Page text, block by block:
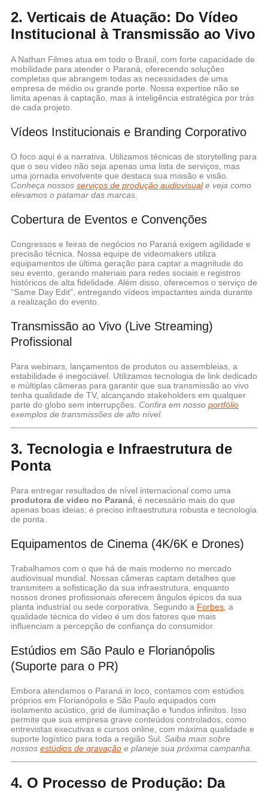
2. Verticais de Atuação: Do Vídeo
Institucional à Transmissão ao Vivo
A Nathan Filmes atua em todo o Brasil, com forte capacidade de
mobilidade para atender o Paraná, oferecendo soluções
completas que abrangem todas as necessidades de uma
empresa de médio ou grande porte. Nossa expertise não se
limita apenas à captação, mas à inteligência estratégica por trás
de cada projeto.
Vídeos Institucionais e Branding Corporativo
O foco aqui é a narrativa. Utilizamos técnicas de storytelling para
que o seu vídeo não seja apenas uma lista de serviços, mas
uma jornada envolvente que destaca sua missão e visão.
Conheça nossos serviços de produção audiovisuale veja como
elevamos o patamar das marcas.
Cobertura de Eventos e Convenções
Congressos e feiras de negócios no Paraná exigem agilidade e
precisão técnica. Nossa equipe de videomakers utiliza
equipamentos de última geração para captar a magnitude do
seu evento, gerando materiais para redes sociais e registros
históricos de alta fidelidade. Além disso, oferecemos o serviço de
“Same Day Edit”, entregando vídeos impactantes ainda durante
a realização do evento.
Transmissão ao Vivo (Live Streaming)
Profissional
Para webinars, lançamentos de produtos ou assembleias, a
estabilidade é inegociável. Utilizamos tecnologia de link dedicado
e múltiplas câmeras para garantir que sua transmissão ao vivo
tenha qualidade de TV, alcançando stakeholders em qualquer
parte do globo sem interrupções. Confira em nosso portfólio
exemplos de transmissões de alto nível.
3. Tecnologia e Infraestrutura de
Ponta
Para entregar resultados de nível internacional como uma
produtora de video no Paraná, é necessário mais do que
apenas boas ideias; é preciso infraestrutura robusta e tecnologia
de ponta.
Equipamentos de Cinema (4K/6K e Drones)
Trabalhamos com o que há de mais moderno no mercado
audiovisual mundial. Nossas câmeras captam detalhes que
transmitem a sofisticação da sua infraestrutura, enquanto
nossos drones profissionais oferecem ângulos épicos da sua
planta industrial ou sede corporativa. Segundo a Forbes, a
qualidade técnica do vídeo é um dos fatores que mais
influenciam a percepção de confiança do consumidor.
Estúdios em São Paulo e Florianópolis
(Suporte para o PR)
Embora atendamos o Paraná in loco, contamos com estúdios
próprios em Florianópolis e São Paulo equipados com
isolamento acústico, grid de iluminação e fundos infinitos. Isso
permite que sua empresa grave conteúdos controlados, como
entrevistas executivas e cursos online, com máxima qualidade e
suporte logístico para toda a região Sul. Saiba mais sobre
nossos estúdios de gravação e planeje sua próxima campanha.
4. O Processo de Produção: Da